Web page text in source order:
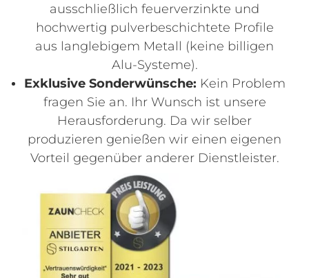
ausschließlich feuerverzinkte und
hochwertig pulverbeschichtete Profile
aus langlebigem Metall (keine billigen
Alu-Systeme).
Exklusive Sonderwünsche: Kein Problem
fragen Sie an. Ihr Wunsch ist unsere
Herausforderung. Da wir selber
produzieren genießen wir einen eigenen
Vorteil gegenüber anderer Dienstleister.